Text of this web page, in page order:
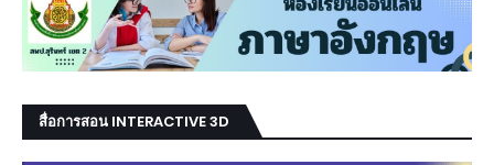
สื่อการสอน INTERACTIVE 3D